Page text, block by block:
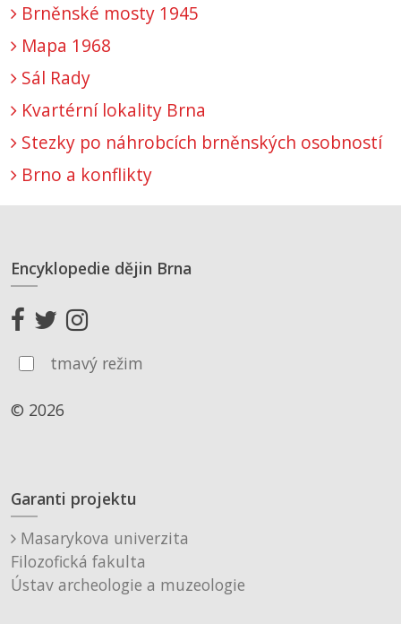
Brněnské mosty 1945
Mapa 1968
Sál Rady
Kvartérní lokality Brna
Stezky po náhrobcích brněnských osobností
Brno a konflikty
Encyklopedie dějin Brna
tmavý režim
© 2026
Garanti projektu
Masarykova univerzita
Filozofická fakulta
Ústav archeologie a muzeologie